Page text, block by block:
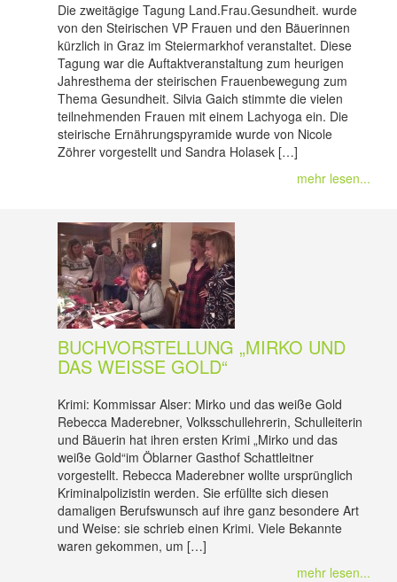
Die zweitägige Tagung Land.Frau.Gesundheit. wurde
von den Steirischen VP Frauen und den Bäuerinnen
kürzlich in Graz im Steiermarkhof veranstaltet. Diese
Tagung war die Auftaktveranstaltung zum heurigen
Jahresthema der steirischen Frauenbewegung zum
Thema Gesundheit. Silvia Gaich stimmte die vielen
teilnehmenden Frauen mit einem Lachyoga ein. Die
steirische Ernährungspyramide wurde von Nicole
Zöhrer vorgestellt und Sandra Holasek […]
mehr lesen...
BUCHVORSTELLUNG „MIRKO UND
DAS WEISSE GOLD“
Krimi: Kommissar Alser: Mirko und das weiße Gold
Rebecca Maderebner, Volksschullehrerin, Schulleiterin
und Bäuerin hat ihren ersten Krimi „Mirko und das
weiße Gold“im Öblarner Gasthof Schattleitner
vorgestellt. Rebecca Maderebner wollte ursprünglich
Kriminalpolizistin werden. Sie erfüllte sich diesen
damaligen Berufswunsch auf ihre ganz besondere Art
und Weise: sie schrieb einen Krimi. Viele Bekannte
waren gekommen, um […]
mehr lesen...